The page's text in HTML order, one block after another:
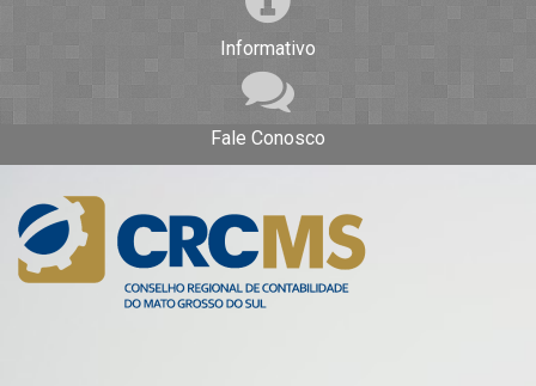
Informativo
Fale Conosco